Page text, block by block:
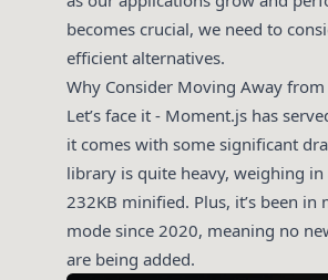
becomes crucial, we need to
efficient alternatives.
Why Consider Moving Away
Let’s face it - Moment.js has
it comes with some significant
library is quite heavy, weighing
232KB minified. Plus, it’s been in
mode since 2020, meaning no
are being added.